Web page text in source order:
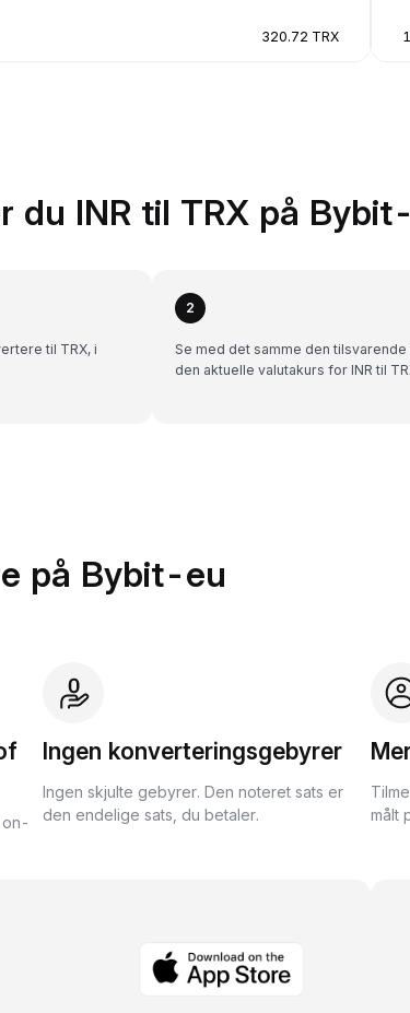
320.72 TRX
du INR til TRX på
til TRX, i
2
Se med det samme den
den aktuelle valutakurs for INR til
på Bybit-eu
Ingen konverteringsgebyrer
Ingen skjulte gebyrer. Den noteret sats er
den endelige sats, du betaler.
målt